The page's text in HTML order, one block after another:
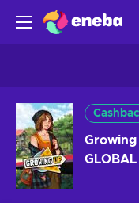
Growing
GLOBAL